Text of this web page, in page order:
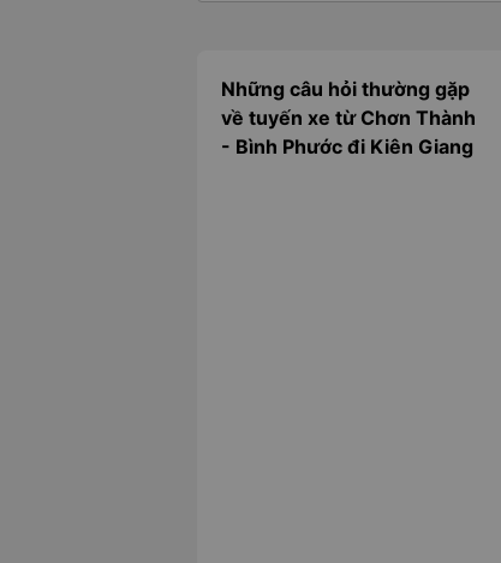
Những câu hỏi thường gặp
về tuyến xe từ Chơn Thành
- Bình Phước đi Kiên Giang